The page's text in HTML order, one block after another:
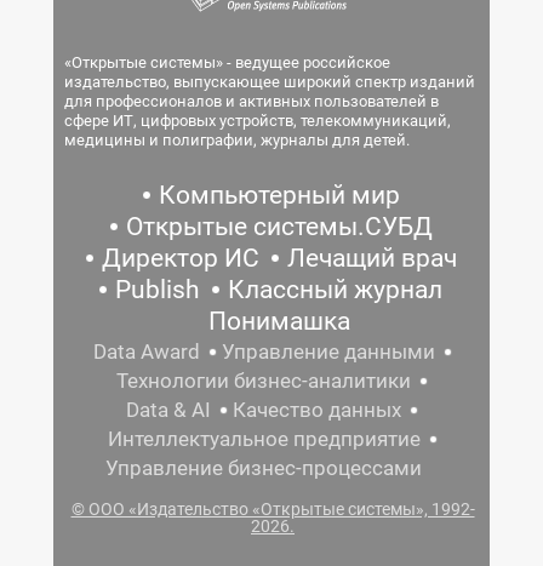
«Открытые системы» - ведущее российское
издательство, выпускающее широкий спектр изданий
для профессионалов и активных пользователей в
сфере ИТ, цифровых устройств, телекоммуникаций,
медицины и полиграфии, журналы для детей.
Компьютерный мир
Открытые системы.СУБД
Директор ИС
Лечащий врач
Publish
Классный журнал
Понимашка
Data Award
Управление данными
Технологии бизнес-аналитики
Data & AI
Качество данных
Интеллектуальное предприятие
Управление бизнес-процессами
© ООО «Издательство «Открытые системы», 1992-
2026.